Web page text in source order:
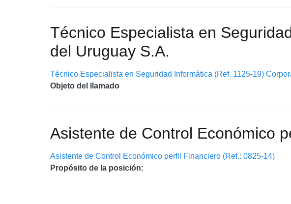
Técnico Especialista en
del Uruguay S.A.
Técnico Especialista en Seguridad Informática (Ref. 1125-19)
Objeto del llamado
Asistente de Control Económico
Asistente de Control Económico perfil Financiero (Ref.: 0825-14)
Propósito de la posición: